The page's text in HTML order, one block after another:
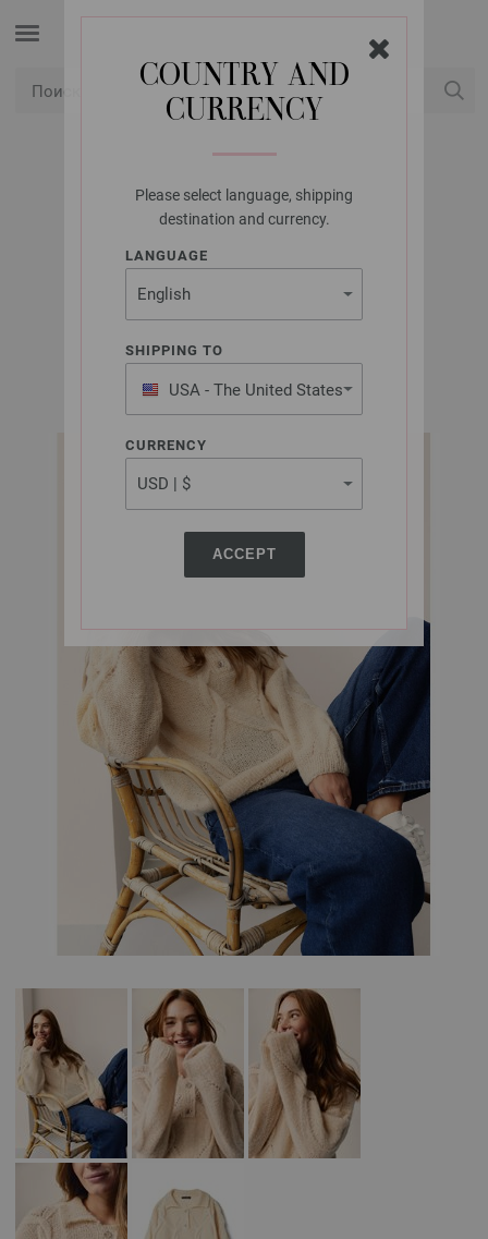
COUNTRY AND
CURRENCY
Please select language, shipping
destination and currency.
LANGUAGE
SHIPPING TO
USA - The United States
of America
CURRENCY
ACCEPT
LANA GROSSA
ДЖЕМПЕР ПОЛО
SETASURI
Classici No. 26 | Модель 2